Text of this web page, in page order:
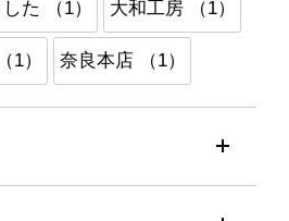
た （1） 大和工房 （1）
1） 奈良本店 （1）